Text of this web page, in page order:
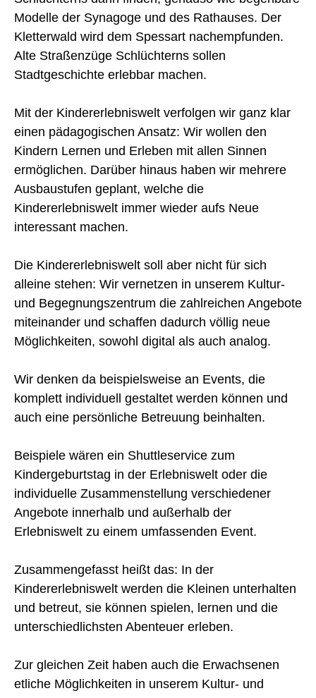
Modelle der Synagoge und des Rathauses. Der
Kletterwald wird dem Spessart nachempfunden.
Alte Straßenzüge Schlüchterns sollen
Stadtgeschichte erlebbar machen.
Mit der Kindererlebniswelt verfolgen wir ganz klar
einen pädagogischen Ansatz: Wir wollen den
Kindern Lernen und Erleben mit allen Sinnen
ermöglichen. Darüber hinaus haben wir mehrere
Ausbaustufen geplant, welche die
Kindererlebniswelt immer wieder aufs Neue
interessant machen.
Die Kindererlebniswelt soll aber nicht für sich
alleine stehen: Wir vernetzen in unserem Kultur-
und Begegnungszentrum die zahlreichen Angebote
miteinander und schaffen dadurch völlig neue
Möglichkeiten, sowohl digital als auch analog.
Wir denken da beispielsweise an Events, die
komplett individuell gestaltet werden können und
auch eine persönliche Betreuung beinhalten.
Beispiele wären ein Shuttleservice zum
Kindergeburtstag in der Erlebniswelt oder die
individuelle Zusammenstellung verschiedener
Angebote innerhalb und außerhalb der
Erlebniswelt zu einem umfassenden Event.
Zusammengefasst heißt das: In der
Kindererlebniswelt werden die Kleinen unterhalten
und betreut, sie können spielen, lernen und die
unterschiedlichsten Abenteuer erleben.
Zur gleichen Zeit haben auch die Erwachsenen
etliche Möglichkeiten in unserem Kultur- und